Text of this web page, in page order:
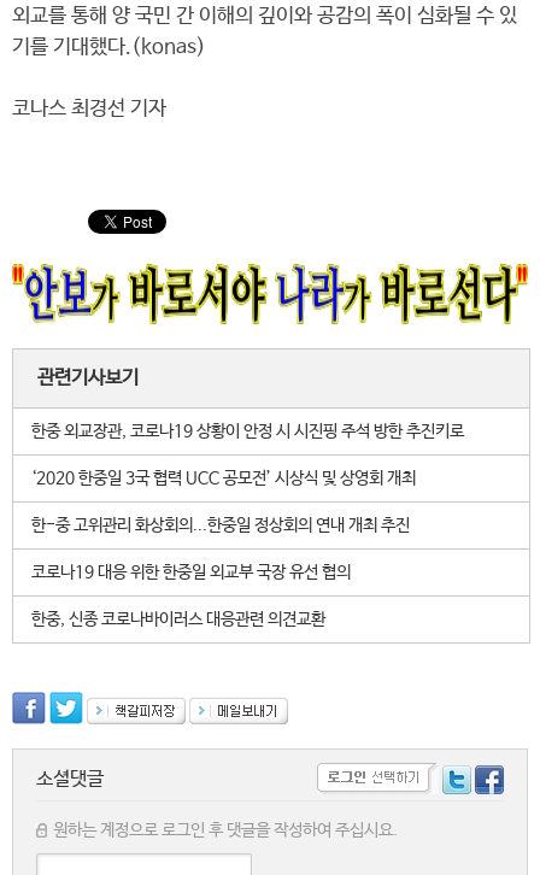
외교를 통해 양 국민 간 이해의 깊이와 공감의 폭이 심화될 수 있
기를 기대했다.(konas)
코나스 최경선 기자
관련기사보기
한중 외교장관, 코로나19 상황이 안정 시 시진핑 주석 방한 추진키로
‘2020 한중일 3국 협력 UCC 공모전’ 시상식 및 상영회 개최
한-중 고위관리 화상회의...한중일 정상회의 연내 개최 추진
코로나19 대응 위한 한중일 외교부 국장 유선 협의
한중, 신종 코로나바이러스 대응관련 의견교환
소셜댓글
원하는 계정으로 로그인 후 댓글을 작성하여 주십시요.